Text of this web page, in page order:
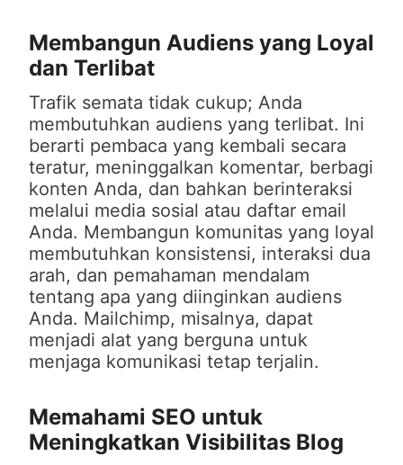
Membangun Audiens yang Loyal
dan Terlibat
Trafik semata tidak cukup; Anda
membutuhkan audiens yang terlibat. Ini
berarti pembaca yang kembali secara
teratur, meninggalkan komentar, berbagi
konten Anda, dan bahkan berinteraksi
melalui media sosial atau daftar email
Anda. Membangun komunitas yang loyal
membutuhkan konsistensi, interaksi dua
arah, dan pemahaman mendalam
tentang apa yang diinginkan audiens
Anda. Mailchimp, misalnya, dapat
menjadi alat yang berguna untuk
menjaga komunikasi tetap terjalin.
Memahami SEO untuk
Meningkatkan Visibilitas Blog